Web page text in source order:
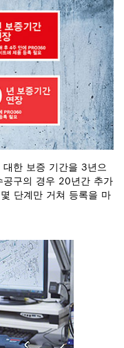
한 보증 기간을 3년으
공구의 경우 20년간 추가
단계만 거쳐 등록을 마